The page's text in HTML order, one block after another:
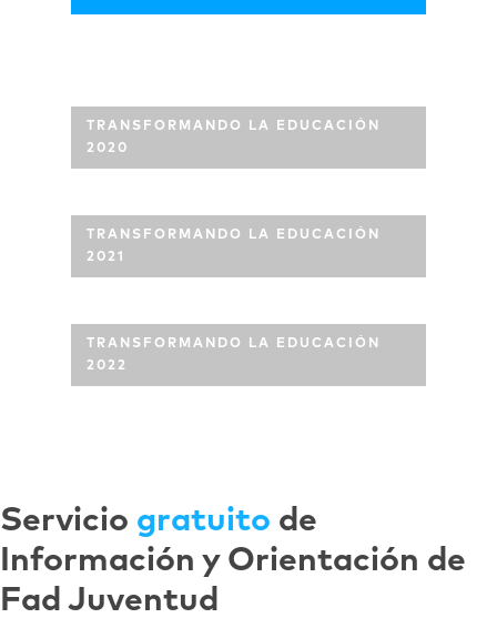
TRANSFORMANDO LA EDUCACIÓN
2020
TRANSFORMANDO LA EDUCACIÓN
2021
TRANSFORMANDO LA EDUCACIÓN
2022
Servicio gratuito de
Información y Orientación de
Fad Juventud